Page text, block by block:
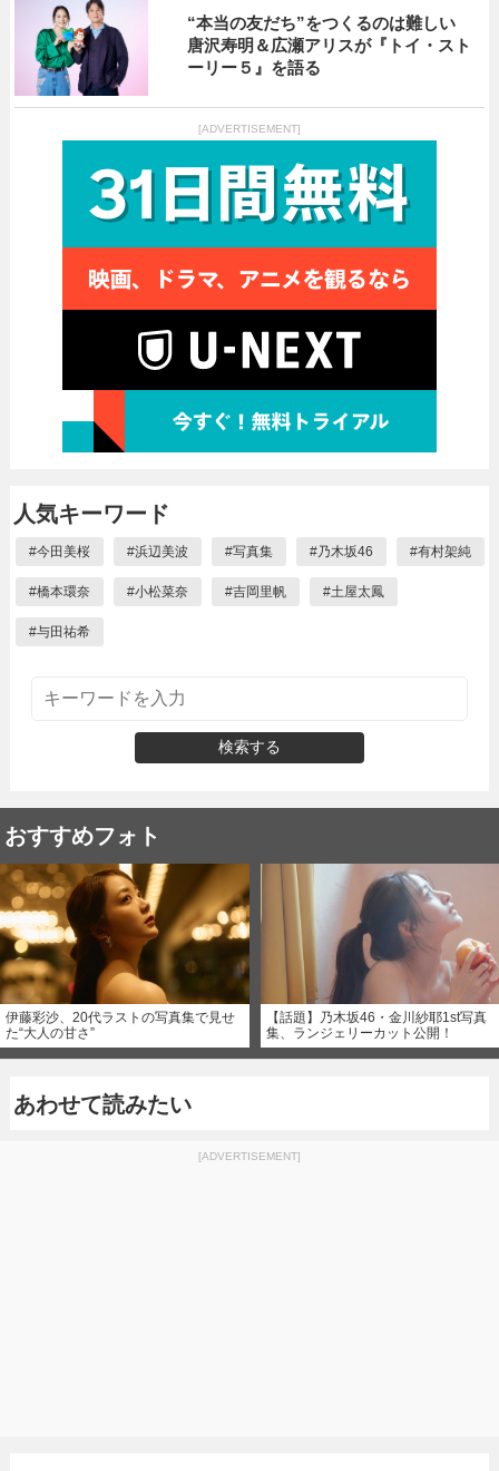
“本当の友だち”をつくるのは難しい
唐沢寿明＆広瀬アリスが『トイ・スト
ーリー５』を語る
[ADVERTISEMENT]
人気キーワード
#今田美桜 #浜辺美波 #写真集 #乃木坂46 #有村架純
#橋本環奈 #小松菜奈 #吉岡里帆 #土屋太鳳
#与田祐希
検索する
おすすめフォト
伊藤彩沙、20代ラストの写真集で見せ
た“大人の甘さ”
【話題】乃木坂46・金川紗耶1st写真
集、ランジェリーカット公開！
あわせて読みたい
[ADVERTISEMENT]